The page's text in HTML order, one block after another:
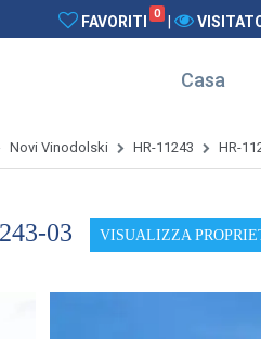
FAVORITI 0
Casa
Novi Vinodolski HR-11243 HR-
03 VISUALIZZA